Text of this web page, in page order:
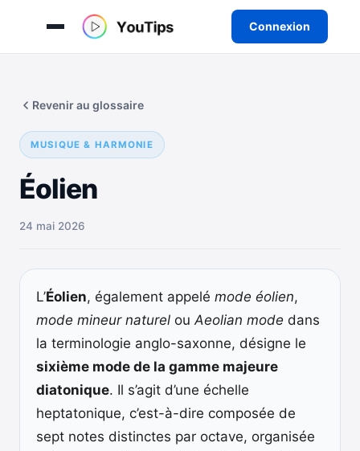
Connexion
contenu
MUSIQUE & HARMONIE
Éolien
Revenir au glossaire
24 mai 2026
L’Éolien, également appelé mode éolien,
mode mineur naturel ouAeolian mode dans
la terminologie anglo-saxonne, désigne le
sixième mode de la gamme majeure
diatonique. Il s’agit d’une échelle
heptatonique, c’est-à-dire composée de
sept notes distinctes par octave, organisée